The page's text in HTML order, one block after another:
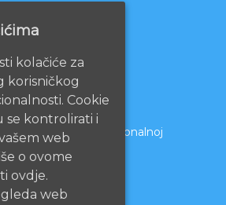
ugovor o funkcionalnoj
kolačiće za
korisničkog
Cookie
se kontrolirati i
web
o ovome
ovdje.
web